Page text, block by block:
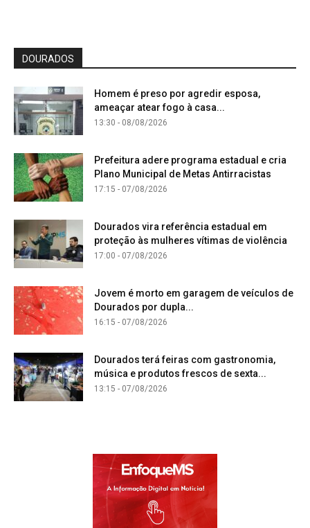
DOURADOS
Homem é preso por agredir esposa,
ameaçar atear fogo à casa...
13:30 - 08/08/2026
Prefeitura adere programa estadual e cria
Plano Municipal de Metas Antirracistas
17:15 - 07/08/2026
Dourados vira referência estadual em
proteção às mulheres vítimas de violência
17:00 - 07/08/2026
Jovem é morto em garagem de veículos de
Dourados por dupla...
16:15 - 07/08/2026
Dourados terá feiras com gastronomia,
música e produtos frescos de sexta...
13:15 - 07/08/2026